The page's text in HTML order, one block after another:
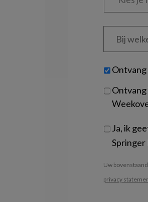
Bij
welke
je?
Untitled
Ja, ik
Springer
Uw
privacy